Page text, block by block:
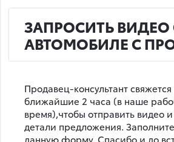
ЗАПРОСИТЬ ВИДЕО
АВТОМОБИЛЕ С
Продавец-консультант
ближайшие 2 часа (в наше
время),чтобы отправить видео и
детали предложения.
данную форму. Спасибо и до